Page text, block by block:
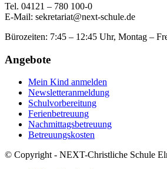
Tel. 04121 – 780 100-0
E-Mail: sekretariat@next-schule.de
Bürozeiten: 7:45 – 12:45 Uhr, Montag –
Angebote
Mein Kind anmelden
Newsletteranmeldung
Schulvorbereitung
Ferienbetreuung
Nachmittagsbetreuung
Betreuungskosten
© Copyright - NEXT-Christliche Schule